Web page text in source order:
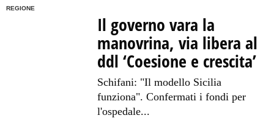
REGIONE
Il governo vara la
manovrina, via libera al
ddl ‘Coesione e crescita’
Schifani: "Il modello Sicilia
funziona". Confermati i fondi per
l'ospedale...